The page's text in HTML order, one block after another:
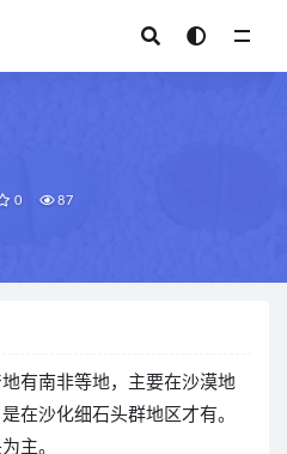
0 87
有南非等地，主要在沙漠地
在沙化细石头群地区才有。
主。